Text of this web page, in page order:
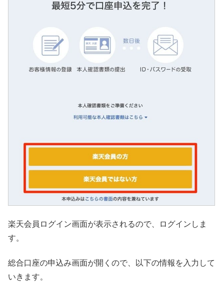
楽天会員ログイン画面が表示されるので、ログインしま
す。
総合口座の申込み画面が開くので、以下の情報を入力して
いきます。